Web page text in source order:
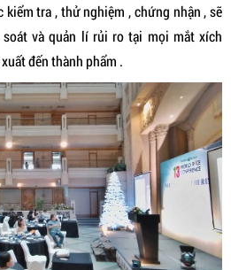
tra , thử nghiệm , chứng nhận , sẽ
và quản lí rủi ro tại mọi mắt xích
đến thành phẩm .